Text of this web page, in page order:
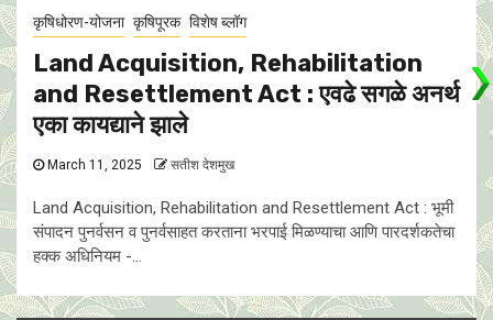
कृषिधोरण-योजना कृषिपूरक विशेष ब्लॉग
Land Acquisition, Rehabilitation
and Resettlement Act : एवढे सगळे अनर्थ
एका कायद्याने झाले
March 11, 2025 सतीश देशमुख
Land Acquisition, Rehabilitation and Resettlement Act : भूमी
संपादन पुनर्वसन व पुनर्वसाहत करताना भरपाई मिळण्याचा आणि पारदर्शकतेचा
हक्क अधिनियम -...